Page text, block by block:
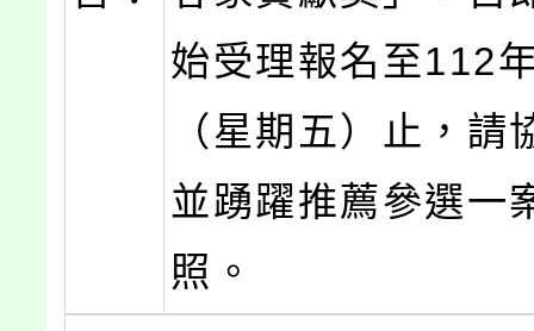
始受理報名至112
（星期五）止，請
並踴躍推薦參選一
照。